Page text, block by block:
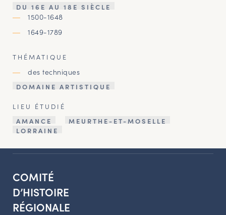
DU 16E AU 18E SIÈCLE
1500-1648
1649-1789
THÉMATIQUE
des techniques
DOMAINE ARTISTIQUE
LIEU ÉTUDIÉ
AMANCE
MEURTHE-ET-MOSELLE
LORRAINE
COMITÉ
D’HISTOIRE
RÉGIONALE